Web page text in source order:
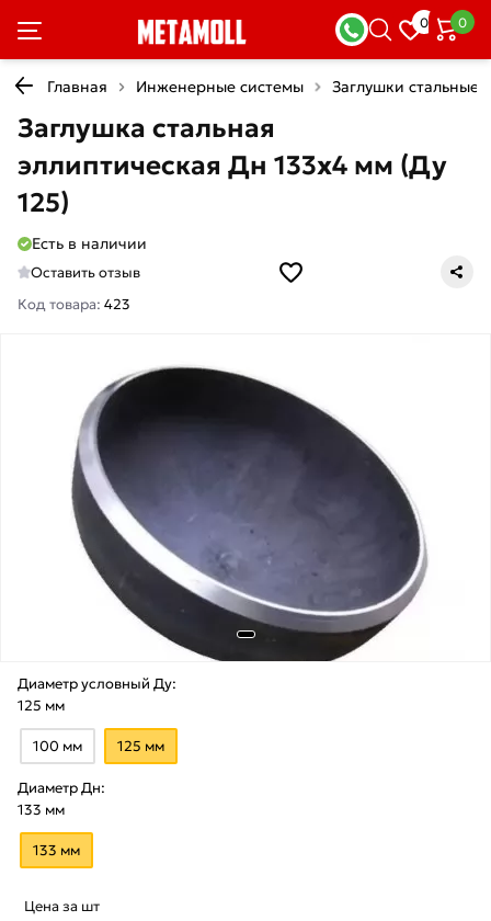
0 0
Главная Инженерные системы Заглушки стальные
Заглушка стальная
эллиптическая Дн 133х4 мм (Ду
125)
Есть в наличии
Оставить отзыв
Код товара: 423
Диаметр условный Ду:
125 мм
100 мм 125 мм
Диаметр Дн:
133 мм
133 мм
Цена за шт